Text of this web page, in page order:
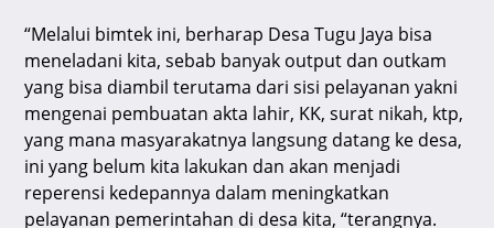
“Melalui bimtek ini, berharap Desa Tugu Jaya bisa
meneladani kita, sebab banyak output dan outkam
yang bisa diambil terutama dari sisi pelayanan yakni
mengenai pembuatan akta lahir, KK, surat nikah, ktp,
yang mana masyarakatnya langsung datang ke desa,
ini yang belum kita lakukan dan akan menjadi
reperensi kedepannya dalam meningkatkan
pelayanan pemerintahan di desa kita, “terangnya.